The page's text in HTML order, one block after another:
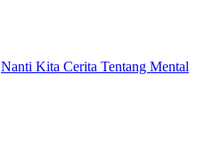
Nanti Kita Cerita Tentang Mental